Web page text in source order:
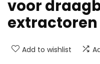
voor
extractoren
Add to wishlist